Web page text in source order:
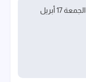
أحدث وظائف الأهرام الأسبوعي اليوم الجمعة 17 أبريل